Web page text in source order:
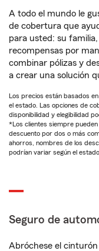
A todo el mundo le
de cobertura que
para usted: su
recompensas por
combinar pólizas y
a crear una solución
Los precios están basados
el estado. Las opciones de
disponibilidad y elegibilidad
*Los clientes siempre
descuento por dos o más
ahorros, nombres de los
podrían variar según el estado.
Seguro de
Abróchese el